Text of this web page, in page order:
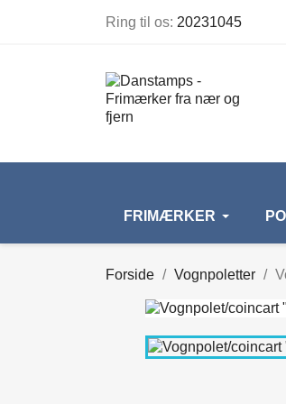
Ring til os: 20231045
FRIMÆRKER
Forside Vognpoletter